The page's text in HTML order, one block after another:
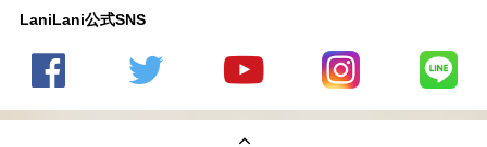
LaniLani公式SNS
の
のtwitter
の
LaniLani
LaniLani